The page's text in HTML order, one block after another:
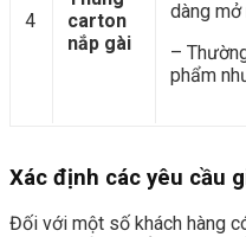
4
carton
nắp gài
dàng
–
phẩm
Xác định các yêu cầu
Đối với một số khách hàng